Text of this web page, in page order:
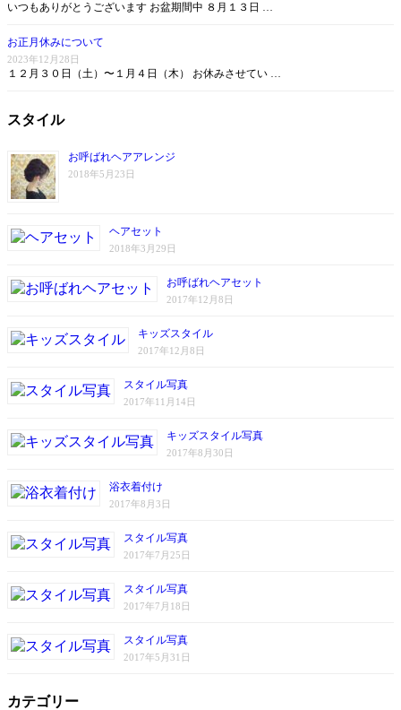
いつもありがとうございます お盆期間中 ８月１３日 …
お正月休みについて
2023年12月28日
１２月３０日（土）〜１月４日（木） お休みさせてい …
スタイル
お呼ばれヘアアレンジ
2018年5月23日
ヘアセット
2018年3月29日
お呼ばれヘアセット
2017年12月8日
キッズスタイル
2017年12月8日
スタイル写真
2017年11月14日
キッズスタイル写真
2017年8月30日
浴衣着付け
2017年8月3日
スタイル写真
2017年7月25日
スタイル写真
2017年7月18日
スタイル写真
2017年5月31日
カテゴリー